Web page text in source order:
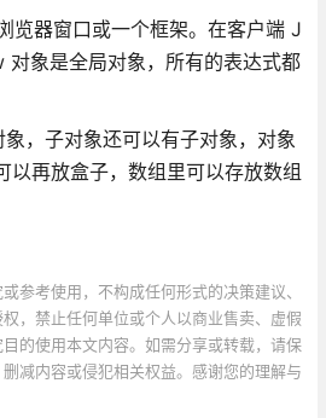
览器窗口或一个框架。在客户端 J
象是全局对象，所有的表达式都
，子对象还可以有子对象，对象
以再放盒子，数组里可以存放数组
参考使用，不构成任何形式的决策建议、
，禁止任何单位或个人以商业售卖、虚假
的使用本文内容。如需分享或转载，请保
减内容或侵犯相关权益。感谢您的理解与